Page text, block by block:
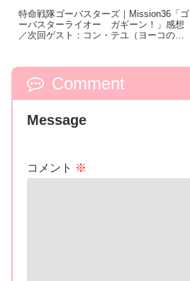
特命戦隊ゴーバスターズ｜Mission36「ゴ
ーバスターライオー ガギーン！」感想
／次回ゲスト：コン・テユ（ヨーコの初
Comment
Message
コメント ※